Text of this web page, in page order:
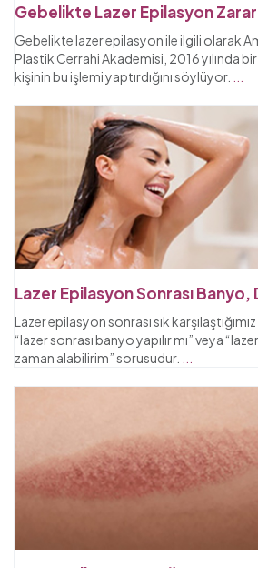
Gebelikte Lazer Epilasyon
Gebelikte lazer epilasyon ile ilgili olarak
Plastik Cerrahi Akademisi, 2016 yılında
kişinin bu işlemi yaptırdığını söylüyor.
Lazer Epilasyon Sonrası Banyo,
Lazer epilasyon sonrası sık
“lazer sonrası banyo yapılır mı” veya
zaman alabilirim” sorusudur.